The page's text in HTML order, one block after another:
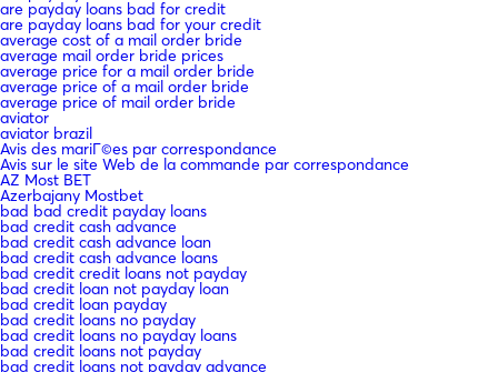
are payday loans bad for credit
are payday loans bad for your credit
average cost of a mail order bride
average mail order bride prices
average price for a mail order bride
average price of a mail order bride
average price of mail order bride
aviator
aviator brazil
Avis des mariГ©es par correspondance
Avis sur le site Web de la commande par correspondance
AZ Most BET
Azerbajany Mostbet
bad bad credit payday loans
bad credit cash advance
bad credit cash advance loan
bad credit cash advance loans
bad credit credit loans not payday
bad credit loan not payday loan
bad credit loan payday
bad credit loans no payday
bad credit loans no payday loans
bad credit loans not payday
bad credit loans not payday advance